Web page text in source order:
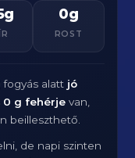
0g
ROST
fogyás alatt jó
0 g fehérje van,
beilleszthető.
de napi szinten